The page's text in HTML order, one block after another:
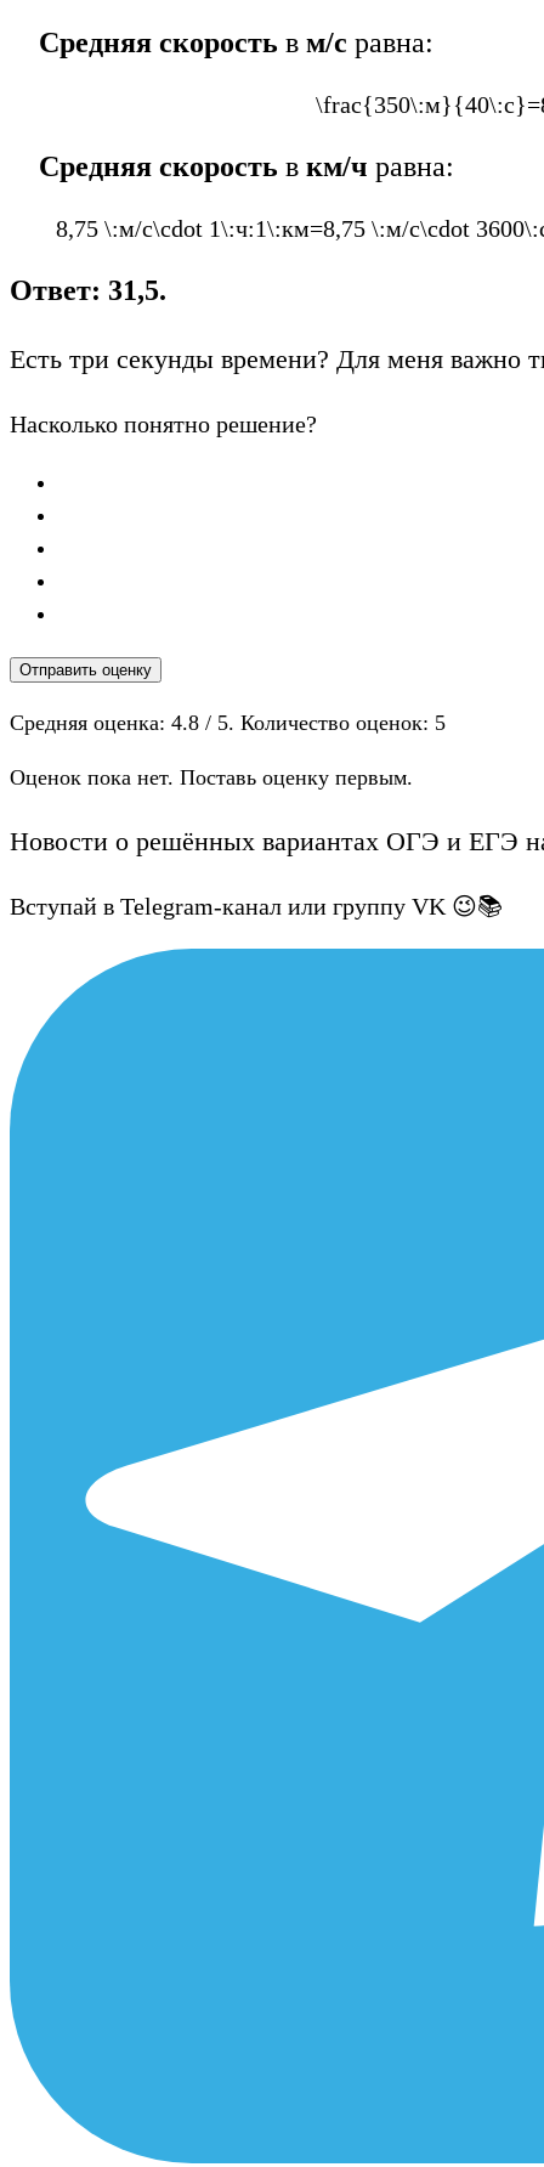
Средняя скорость в м/с равна:
Средняя скорость в км/ч равна:
8,75 \:м/с\cdot 1\:ч:1\:км=8,75 \:м/с\cdot
Ответ: 31,5.
Есть три секунды времени? Для меня важно
Насколько понятно решение?
Отправить оценку
Средняя оценка: 4.8 / 5. Количество оценок: 5
Оценок пока нет. Поставь оценку первым.
Новости о решённых вариантах ОГЭ и ЕГЭ
Вступай в Telegram-канал или группу VK 😉📚